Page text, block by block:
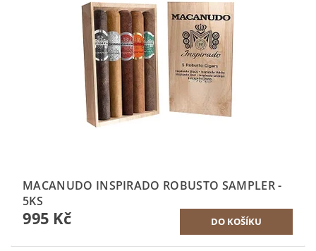
MACANUDO INSPIRADO ROBUSTO SAMPLER -
5KS
995 Kč